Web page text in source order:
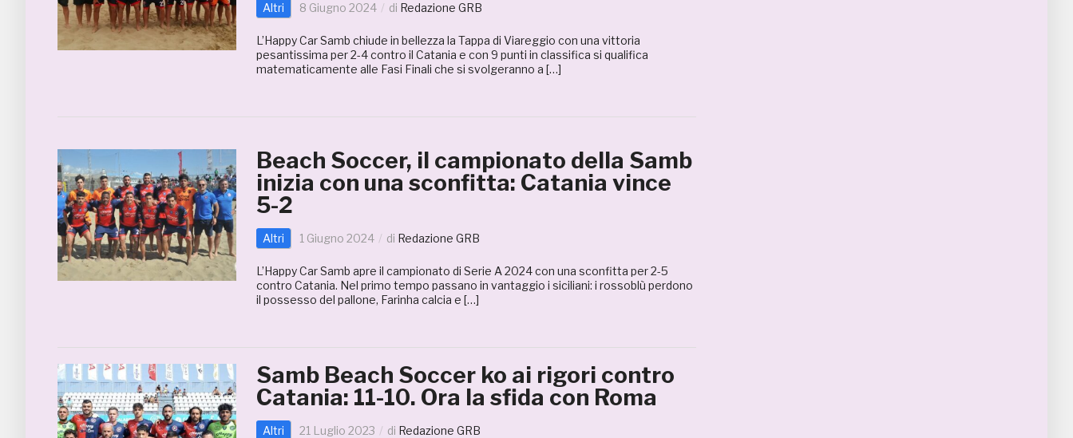
Altri 8 Giugno 2024 di Redazione GRB
L’Happy Car Samb chiude in bellezza la Tappa di Viareggio con una vittoria
pesantissima per 2-4 contro il Catania e con 9 punti in classifica si qualifica
matematicamente alle Fasi Finali che si svolgeranno a […]
Beach Soccer, il campionato della Samb
inizia con una sconfitta: Catania vince
5-2
Altri 1 Giugno 2024 di Redazione GRB
L’Happy Car Samb apre il campionato di Serie A 2024 con una sconfitta per 2-5
contro Catania. Nel primo tempo passano in vantaggio i siciliani: i rossoblù perdono
il possesso del pallone, Farinha calcia e […]
Samb Beach Soccer ko ai rigori contro
Catania: 11-10. Ora la sfida con Roma
Altri 21 Luglio 2023 di Redazione GRB